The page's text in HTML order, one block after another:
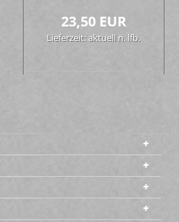
23,50 EUR
Lieferzeit: aktuell n. lfb.